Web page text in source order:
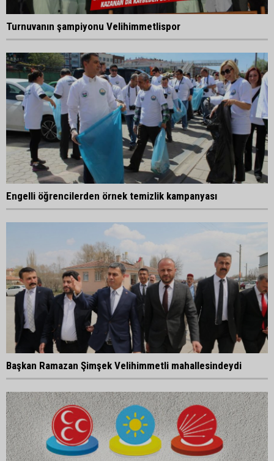
Turnuvanın şampiyonu Velihimmetlispor
Engelli öğrencilerden örnek temizlik kampanyası
Başkan Ramazan Şimşek Velihimmetli mahallesindeydi